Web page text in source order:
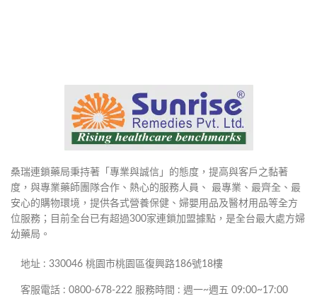
桑瑞連鎖藥局秉持著「專業與誠信」的態度，提高與客戶之黏著
度，與專業藥師團隊合作、熱心的服務人員、 最專業、最齊全、最
安心的購物環境，提供各式營養保健、婦嬰用品及醫材用品等全方
位服務；目前全台已有超過300家連鎖加盟據點，是全台最大處方婦
幼藥局。
地址 : 330046 桃園市桃園區復興路186號18樓
客服電話 : 0800-678-222 服務時間 : 週一~週五 09:00~17:00